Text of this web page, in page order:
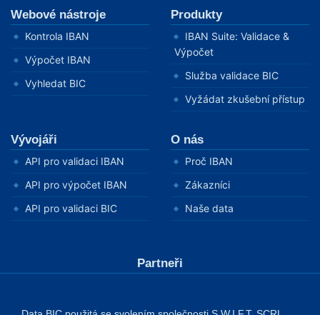
Webové nástroje
Kontrola IBAN
Výpočet IBAN
Vyhledat BIC
Produkty
IBAN Suite: Validace &
Výpočet
Služba validace BIC
Vyžádat zkušební přístup
Vývojáři
API pro validaci IBAN
API pro výpočet IBAN
API pro validaci BIC
O nás
Proč IBAN
Zákazníci
Naše data
Partneři